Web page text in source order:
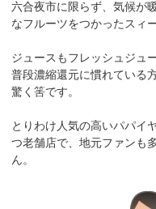
六合夜市に限らず、気候が
なフルーツをつかったスィ
ジュースもフレッシュジュ
普段濃縮還元に慣れている
驚く筈です。
とりわけ人気の高いパパイ
つ老舗店で、地元ファンも
ん。